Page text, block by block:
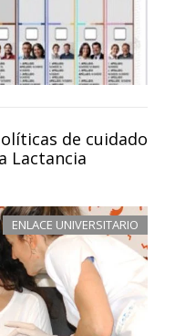
de cuidado
Lactancia
ENLACE UNIVERSITARIO